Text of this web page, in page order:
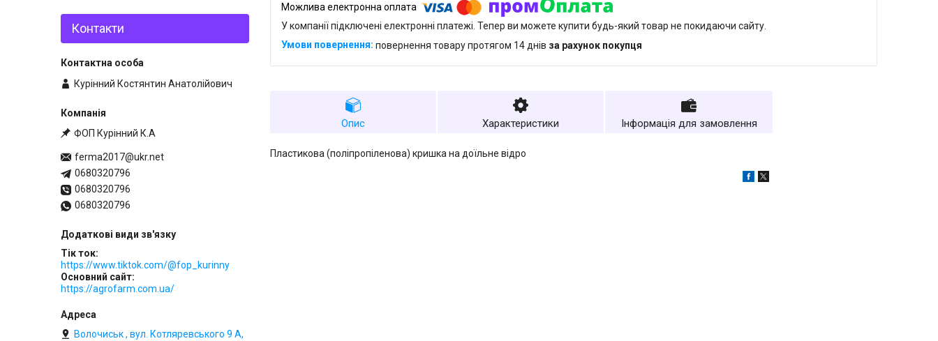
У компанії підключені електронні платежі. Тепер ви можете купити будь-який товар не покидаючи сайту.
повернення товару протягом 14 днів за рахунок покупця
Опис Характеристики Інформація для замовлення
Пластикова (поліпропіленова) кришка на доїльне відро
Контакти
Курінний Костянтин Анатолійович
ФОП Курінний К.А
ferma2017@ukr.net
0680320796
0680320796
0680320796
Тік ток
https://www.tiktok.com/@fop_kurinny
Основний сайт
https://agrofarm.com.ua/
Волочиськ , вул. Котляревського 9 А,